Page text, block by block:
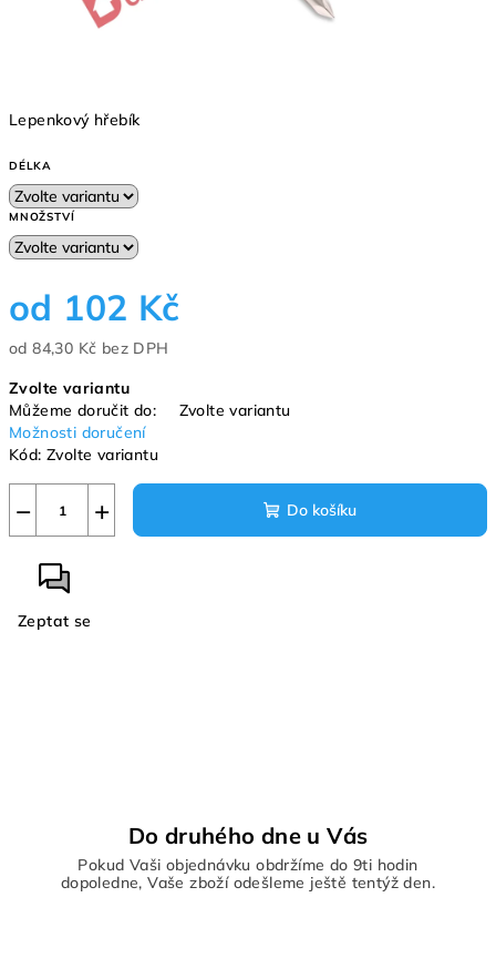
Lepenkový hřebík
DÉLKA
MNOŽSTVÍ
od 102 Kč
od84,30 Kč bez DPH
cena:
Zvolte variantu
Můžeme doručit do:
Zvolte variantu
Možnosti doručení
Kód: Zvolte variantu
+
− Do košíku
Zeptat se
Do druhého dne u Vás
Pokud Vaši objednávku obdržíme do 9ti hodin
dopoledne, Vaše zboží odešleme ještě tentýž den.